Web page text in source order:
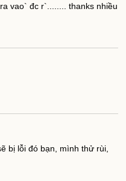
vao` đc r`........ thanks nhiều
bị lỗi đó bạn, mình thử rùi,